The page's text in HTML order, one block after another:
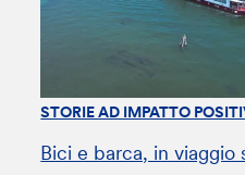
STORIE AD IMPATTO
Bici e barca, in viaggio